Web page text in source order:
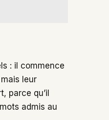
: il commence
leur
parce qu’il
admis au